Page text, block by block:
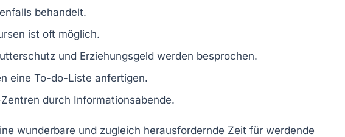
behandelt.
ist oft möglich.
und Erziehungsgeld werden besprochen.
eine To-do-Liste anfertigen.
durch Informationsabende.
wunderbare und zugleich herausfordernde Zeit für werdende